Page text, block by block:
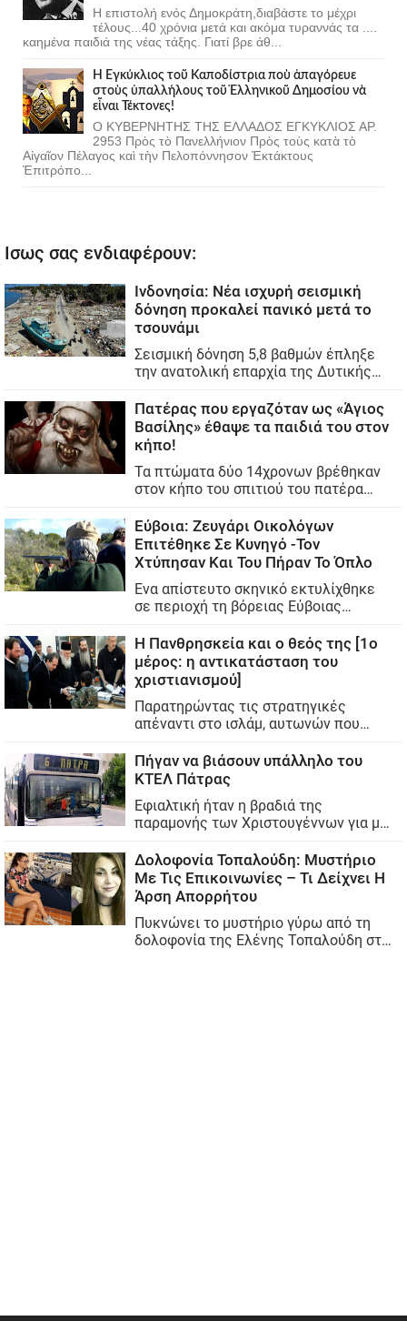
Η επιστολή ενός Δημοκράτη,διαβάστε το μέχρι
τέλους...40 χρόνια μετά και ακόμα τυραννάς τα ....
καημένα παιδιά της νέας τάξης. Γιατί βρε άθ...
Ἡ Ἐγκύκλιος τοῦ Καποδίστρια ποὺ ἀπαγόρευε
στοὺς ὑπαλλήλους τοῦ Ἑλληνικοῦ Δημοσίου νὰ
εἶναι Τέκτονες!
Ο ΚΥΒΕΡΝΗΤΗΣ ΤΗΣ ΕΛΛΑΔΟΣ ΕΓΚΥΚΛΙΟΣ ΑΡ.
2953 Πρὸς τὸ Πανελλήνιον Πρὸς τοὺς κατὰ τὸ
Αἰγαῖον Πέλαγος καὶ τὴν Πελοπόννησον Ἐκτάκτους
Ἐπιτρόπο...